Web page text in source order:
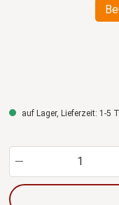
auf Lager, Lieferzeit: 1-5
Produkt